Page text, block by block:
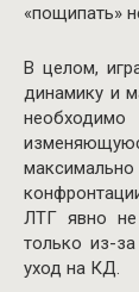
«пощипать»
В целом,
динамику и
ЛТГ явно не
только из-
уход на КД.